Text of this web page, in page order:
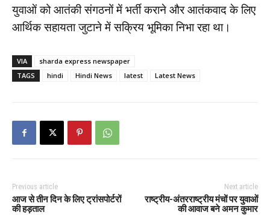
युवाओं को आतंकी संगठनों में भर्ती कराने और आतंकवाद के लिए
आर्थिक सहायता जुटाने में सक्रिय भूमिका निभा रहा था।
VIA
sharda express newspaper
TAGS
hindi Hindi News latest Latest News
Previous article
आज से तीन दिन के लिए ट्रांसपोर्टरों
की हड़ताल
Next article
राष्ट्रीय-अंतरराष्ट्रीय मंचों पर युवाओं
की आवाज बने अमन कुमार